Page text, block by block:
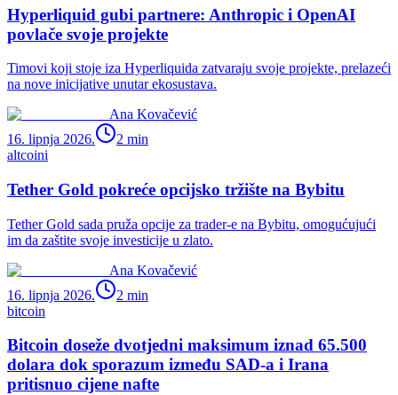
Hyperliquid gubi partnere: Anthropic i OpenAI
povlače svoje projekte
Timovi koji stoje iza Hyperliquida zatvaraju svoje projekte, prelazeći
na nove inicijative unutar ekosustava.
Ana Kovačević
16. lipnja 2026.
2 min
altcoini
Tether Gold pokreće opcijsko tržište na Bybitu
Tether Gold sada pruža opcije za trader-e na Bybitu, omogućujući
im da zaštite svoje investicije u zlato.
Ana Kovačević
16. lipnja 2026.
2 min
bitcoin
Bitcoin doseže dvotjedni maksimum iznad 65.500
dolara dok sporazum između SAD-a i Irana
pritisnuo cijene nafte